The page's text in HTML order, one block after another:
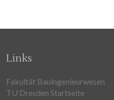
Links
Fakultät Bauingenieurwesen
TU Dresden Startseite